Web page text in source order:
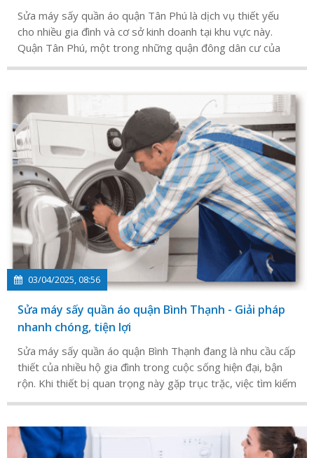
Sửa máy sấy quần áo quận Tân Phú là dịch vụ thiết yếu
cho nhiều gia đình và cơ sở kinh doanh tại khu vực này.
Quận Tân Phú, một trong những quận đông dân cư của
TP.HCM, có nhu cầu sử dụng máy sấy quần áo ngày càng
03/04/2025, 08:56
Sửa máy sấy quần áo quận Bình Thạnh - Giải pháp
nhanh chóng, tiện lợi
Sửa máy sấy quần áo quận Bình Thạnh đang là nhu cầu cấp
thiết của nhiều hộ gia đình trong cuộc sống hiện đại, bận
rộn. Khi thiết bị quan trọng này gặp trục trặc, việc tìm kiếm
một dịch vụ sửa chữa nhanh chóng, uy tín trở thành ưu